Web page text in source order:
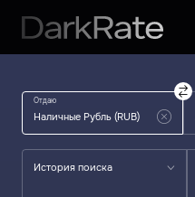
Отдаю
История поиска